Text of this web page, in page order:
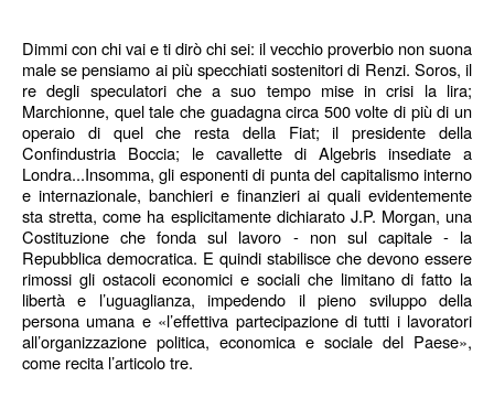
Dimmi con chi vai e ti dirò chi sei: il vecchio proverbio non suona
male se pensiamo ai più specchiati sostenitori di Renzi. Soros, il
re degli speculatori che a suo tempo mise in crisi la lira;
Marchionne, quel tale che guadagna circa 500 volte di più di un
operaio di quel che resta della Fiat; il presidente della
Confindustria Boccia; le cavallette di Algebris insediate a
Londra...Insomma, gli esponenti di punta del capitalismo interno
e internazionale, banchieri e finanzieri ai quali evidentemente
sta stretta, come ha esplicitamente dichiarato J.P. Morgan, una
Costituzione che fonda sul lavoro - non sul capitale - la
Repubblica democratica. E quindi stabilisce che devono essere
rimossi gli ostacoli economici e sociali che limitano di fatto la
libertà e l’uguaglianza, impedendo il pieno sviluppo della
persona umana e «l’effettiva partecipazione di tutti i lavoratori
all’organizzazione politica, economica e sociale del Paese»,
come recita l’articolo tre.